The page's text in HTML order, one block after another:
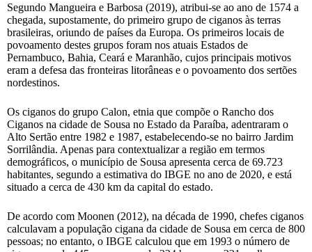
Segundo Mangueira e Barbosa (2019), atribui-se ao ano de 1574 a
chegada, supostamente, do primeiro grupo de ciganos às terras
brasileiras, oriundo de países da Europa. Os primeiros locais de
povoamento destes grupos foram nos atuais Estados de
Pernambuco, Bahia, Ceará e Maranhão, cujos principais motivos
eram a defesa das fronteiras litorâneas e o povoamento dos sertões
nordestinos.
Os ciganos do grupo Calon, etnia que compõe o Rancho dos
Ciganos na cidade de Sousa no Estado da Paraíba, adentraram o
Alto Sertão entre 1982 e 1987, estabelecendo-se no bairro Jardim
Sorrilândia. Apenas para contextualizar a região em termos
demográficos, o município de Sousa apresenta cerca de 69.723
habitantes, segundo a estimativa do IBGE no ano de 2020, e está
situado a cerca de 430 km da capital do estado.
De acordo com Moonen (2012), na década de 1990, chefes ciganos
calculavam a população cigana da cidade de Sousa em cerca de 800
pessoas; no entanto, o IBGE calculou que em 1993 o número de